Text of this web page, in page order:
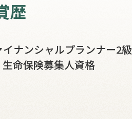
歴
イナンシャルプランナー2級
生命保険募集人資格